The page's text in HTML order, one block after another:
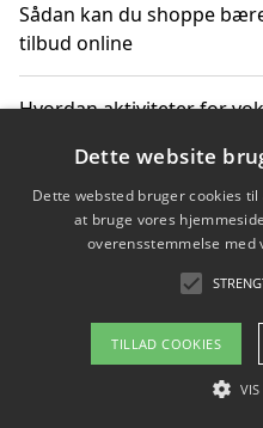
Sådan kan du shoppe
tilbud online
Hvordan aktiviteter for
Sådan planlægger du
reduktion
Copyright
Om / kontakt
Dette website
Dette websted bruger cookies
at bruge vores
overensstemmelse med
TILLAD COOKIES
VIS